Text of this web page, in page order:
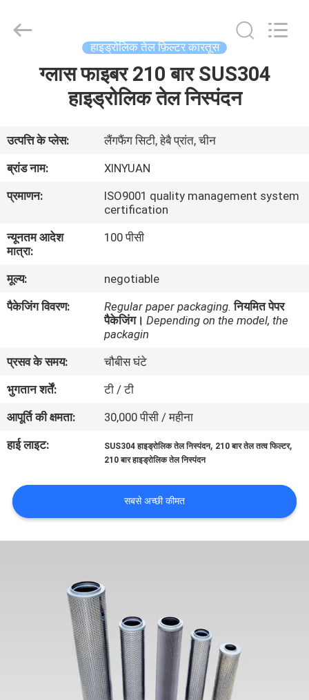
हमारे
बारे
कारखाना
भ्रमण
नियंत्रण
संपर्क
करें
उद्धरण
की
विनती
PRIVACY
manufacturing
हाइड्रोलिक तेल फ़िल्टर कारतूस
ग्लास फाइबर 210 बार SUS304
हाइड्रोलिक तेल निस्पंदन
उत्पत्ति के प्लेस:
लैंगफैंग सिटी, हेबै प्रांत, चीन
ब्रांड नाम:
XINYUAN
प्रमाणन:
ISO9001 quality management system
certification
न्यूनतम आदेश
मात्रा:
100 पीसी
मूल्य:
negotiable
पैकेजिंग विवरण:
Regular paper packaging. नियमित पेपर
पैकेजिंग। Depending on the model, the
packagin
प्रसव के समय:
चौबीस घंटे
भुगतान शर्तें:
टी / टी
आपूर्ति की क्षमता:
30,000 पीसी / महीना
हाई लाइट:
SUS304 हाइड्रोलिक तेल निस्पंदन, 210 बार तेल तत्व फिल्टर,
210 बार हाइड्रोलिक तेल निस्पंदन
सबसे अच्छी कीमत